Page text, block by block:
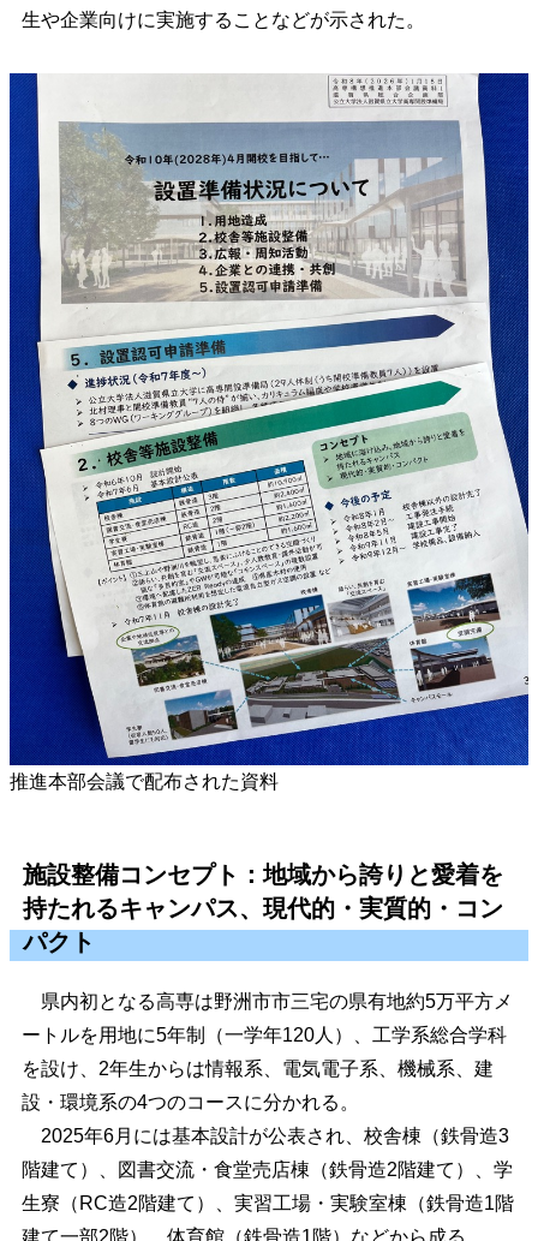
生や企業向けに実施することなどが示された。
推進本部会議で配布された資料
施設整備コンセプト：地域から誇りと愛着を
持たれるキャンパス、現代的・実質的・コン
パクト
県内初となる高専は野洲市市三宅の県有地約5万平方メ
ートルを用地に5年制（一学年120人）、工学系総合学科
を設け、2年生からは情報系、電気電子系、機械系、建
設・環境系の4つのコースに分かれる。
2025年6月には基本設計が公表され、校舎棟（鉄骨造3
階建て）、図書交流・食堂売店棟（鉄骨造2階建て）、学
生寮（RC造2階建て）、実習工場・実験室棟（鉄骨造1階
建て一部2階）、体育館（鉄骨造1階）などから成る。